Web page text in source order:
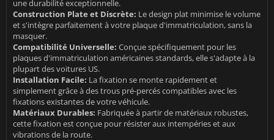
une durabilité exceptionnelle.
Construction Plate et Discrète: Le design plat minimise le volume
et s'intègre parfaitement à votre plaque d'immatriculation, sans la
masquer.
Compatibilité Universelle: Conçue spécifiquement pour les
plaques d'immatriculation américaines standards, elle s'adapte à la
plupart des voitures US.
Installation Facile: La fixation se monte rapidement et
simplement grâce à des trous pré-percés compatibles avec les
fixations existantes de votre véhicule.
Matériaux Durables: Fabriquée à partir de matériaux robustes,
cette fixation est conçue pour résister aux intempéries et aux
vibrations de la route.